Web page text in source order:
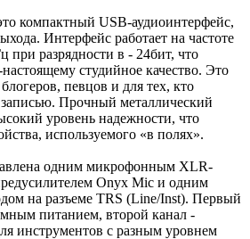
компактный USB-аудиоинтерфейс,
Интерфейс работает на частоте
при разрядности в - 24бит, что
студийное качество. Это
певцов и для тех, кто
Прочный металлический
уровень надежности, что
используемого «в полях».
одним микрофонным XLR-
Onyx Mic и одним
на разъеме TRS (Line/Inst). Первый
питанием, второй канал -
инструментов с разным уровнем